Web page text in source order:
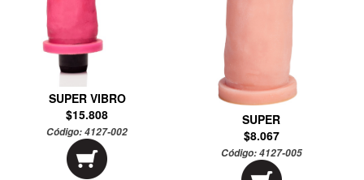
SUPER VIBRO
$15.808
Código:4127-002
SUPER
$8.067
Código:4127-005